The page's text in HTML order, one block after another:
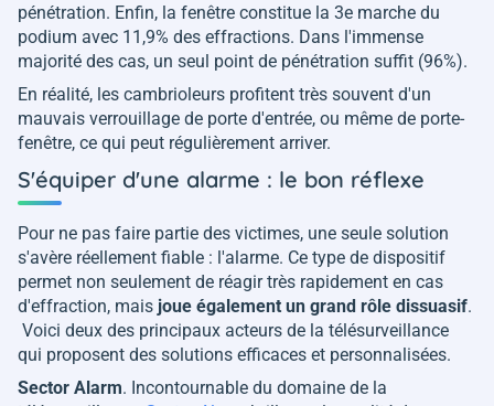
pénétration. Enfin, la fenêtre constitue la 3e marche du
podium avec 11,9% des effractions. Dans l'immense
majorité des cas, un seul point de pénétration suffit (96%).
En réalité, les cambrioleurs profitent très souvent d'un
mauvais verrouillage de porte d'entrée, ou même de porte-
fenêtre, ce qui peut régulièrement arriver.
S'équiper d'une alarme : le bon réflexe
Pour ne pas faire partie des victimes, une seule solution
s'avère réellement fiable : l'alarme. Ce type de dispositif
permet non seulement de réagir très rapidement en cas
d'effraction, mais joue également un grand rôle dissuasif.
Voici deux des principaux acteurs de la télésurveillance
qui proposent des solutions efficaces et personnalisées.
Sector Alarm. Incontournable du domaine de la